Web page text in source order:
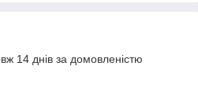
14 днів за домовленістю